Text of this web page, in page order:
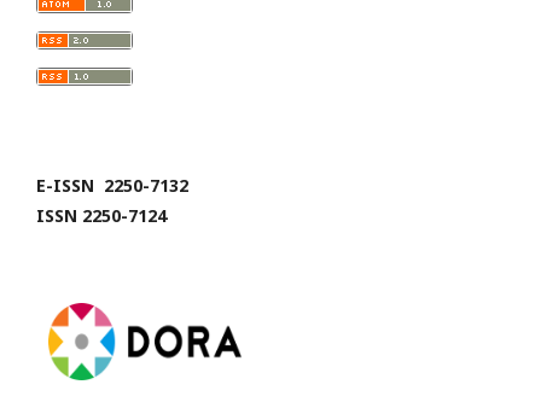
E-ISSN 2250-7132
ISSN 2250-7124